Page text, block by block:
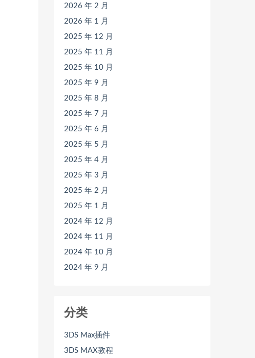
2026 年 2 月
2026 年 1 月
2025 年 12 月
2025 年 11 月
2025 年 10 月
2025 年 9 月
2025 年 8 月
2025 年 7 月
2025 年 6 月
2025 年 5 月
2025 年 4 月
2025 年 3 月
2025 年 2 月
2025 年 1 月
2024 年 12 月
2024 年 11 月
2024 年 10 月
2024 年 9 月
分类
3DS Max插件
3DS MAX教程